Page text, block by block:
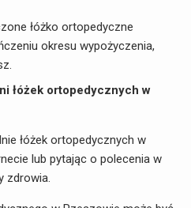
łóżko ortopedyczne
okresu wypożyczenia,
łóżek ortopedycznych w
łóżek ortopedycznych w
lub pytając o polecenia w
zdrowia.